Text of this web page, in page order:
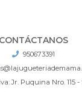
CONTÁCTANOS
950673391
Jr. Puquina Nro. 115